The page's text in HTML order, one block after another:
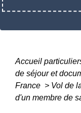
Accueil
de séjour et
France > Vol de
d'un membre de